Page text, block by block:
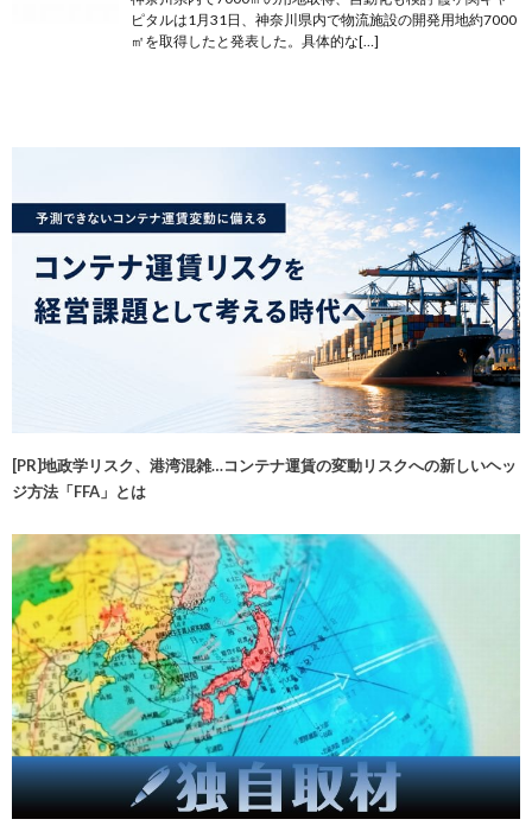
ピタルは1月31日、神奈川県内で物流施設の開発用地約7000
㎡を取得したと発表した。具体的な[…]
[PR]地政学リスク、港湾混雑…コンテナ運賃の変動リスクへの新しいヘッ
ジ方法「FFA」とは